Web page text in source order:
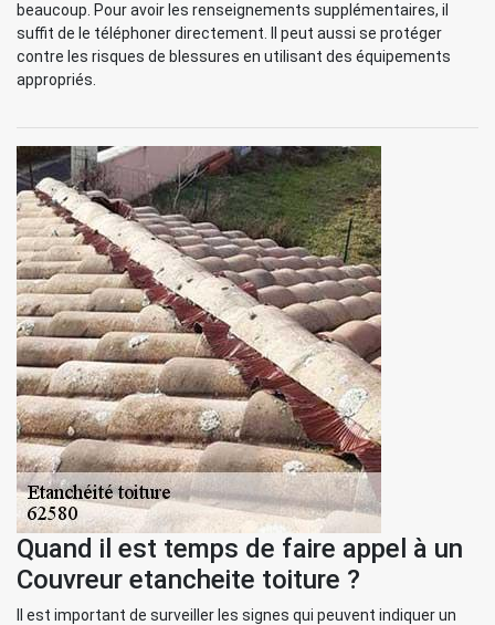
beaucoup. Pour avoir les renseignements supplémentaires, il
suffit de le téléphoner directement. Il peut aussi se protéger
contre les risques de blessures en utilisant des équipements
appropriés.
Quand il est temps de faire appel à un
Couvreur etancheite toiture ?
Il est important de surveiller les signes qui peuvent indiquer un